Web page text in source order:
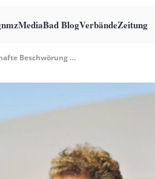
nmzMediaBad BlogVerbändeZeitung
Zaghafte Beschwörung Des „Musical Turn“ Beim DMR-Kongress Zur Musikalischen Bildung